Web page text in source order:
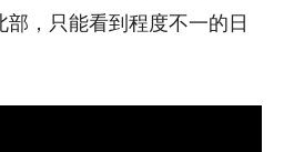
，只能看到程度不一的日